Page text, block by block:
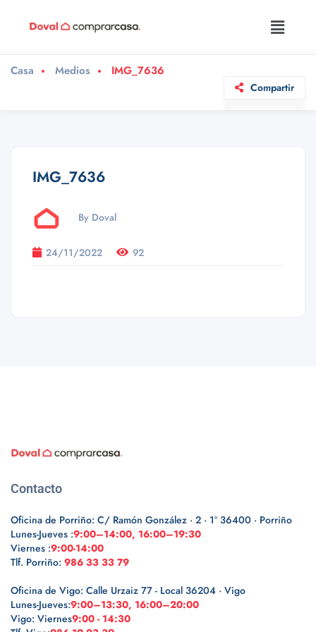
Casa Medios IMG_7636
Compartir
IMG_7636
By Doval
24/11/2022 92
Contacto
Oficina de Porriño: C/ Ramón González · 2 · 1º 36400 · Porriño
Lunes-Jueves :9:00–14:00, 16:00–19:30
Viernes :9:00-14:00
Tlf. Porriño: 986 33 33 79
Oficina de Vigo: Calle Urzaiz 77 - Local 36204 · Vigo
Lunes-Jueves:9:00–13:30, 16:00–20:00
Vigo: Viernes9:00 - 14:30